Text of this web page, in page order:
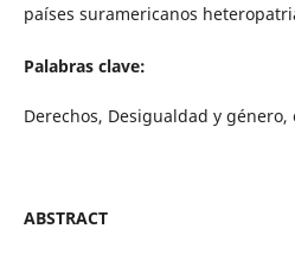
países suramericanos
Palabras clave:
Derechos, Desigualdad y género,
ABSTRACT